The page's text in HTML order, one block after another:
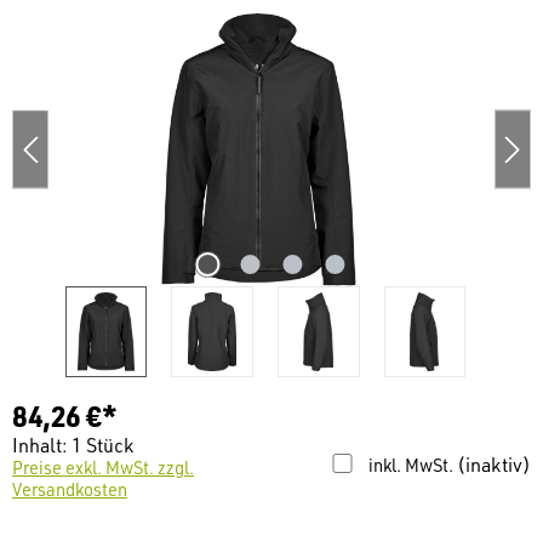
84,26 €*
Inhalt: 1 Stück
inkl. MwSt. (inaktiv)
Preise exkl. MwSt. zzgl.
Versandkosten